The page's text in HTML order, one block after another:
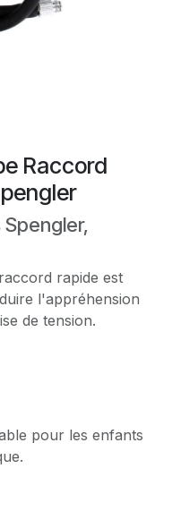
Raccord
rapide est
l'appréhension
de tension.
pour les enfants